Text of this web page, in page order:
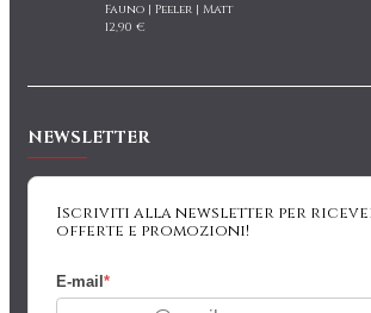
Fauno | Peeler | Matt
12,90 €
NEWSLETTER
Iscriviti alla newsletter per
offerte e promozioni!
E-mail *